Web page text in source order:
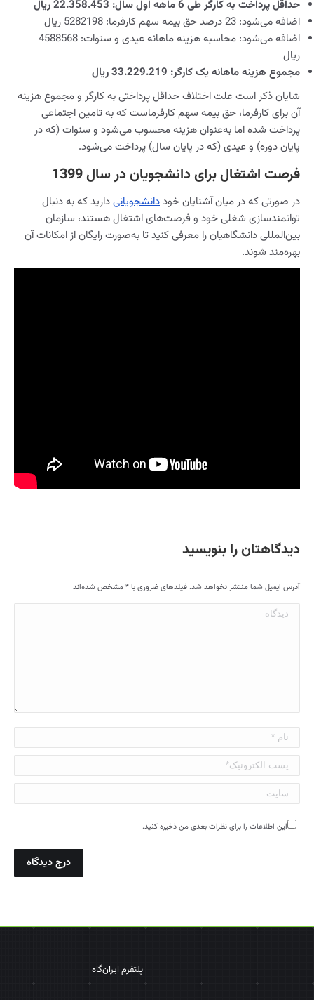
حداقل پرداخت به کارگر طی 6 ماهه اول سال: 22.358.453 ریال
اضافه می‌شود: 23 درصد حق بیمه سهم کارفرما: 5282198 ریال
اضافه می‌شود: محاسبه هزینه ماهانه عیدی و سنوات: 4588568
ریال
مجموع هزینه ماهانه یک کارگر: 33.229.219 ریال
شایان ذکر است علت اختلاف حداقل پرداختی به کارگر و مجموع هزینه
آن برای کارفرما، حق بیمه سهم کارفرماست که به تامین اجتماعی
پرداخت شده اما به‌‌عنوان هزینه محسوب می‌شود و سنوات (که در
پایان دوره) و عیدی (که در پایان سال) پرداخت می‌شود.
فرصت اشتغال برای دانشجویان در سال 1399
در صورتی که در میان آشنایان خوددانشجویانیدارید که به دنبال
توانمندسازی شغلی خود و فرصت‌های اشتغال هستند، سازمان
بین‌المللی دانشگاهیان را معرفی کنید تا به‌صورت رایگان از امکانات آن
بهره‌مند شوند.
دیدگاهتان را بنویسید
آدرس ایمیل شما منتشر نخواهد شد. فیلدهای ضروری با*مشخص شده‌اند
دیدگاه
نام *
پست الکترونیک*
سایت
این اطلاعات را برای نظرات بعدی من ذخیره کنید.
درج دیدگاه
پلتفرم ایران‌گاه